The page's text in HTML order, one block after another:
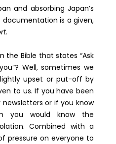
and absorbing Japan’s
is a given,
.
the Bible that states “Ask
Well, sometimes we
upset or put-off by
to us. If you have been
or if you know
you would know the
Combined with a
pressure on everyone to